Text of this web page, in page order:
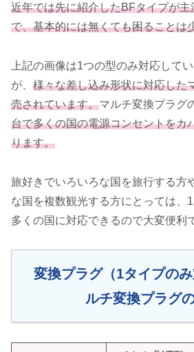
近年では先に紹介したBFタイプが
で、基本的には無くても困ることは
上記の画像は1つの型のみ対応して
が、 様々な差し込み形状に対応した
売されています。マルチ変換プラグ
台で多くの国の電源コンセントをカ
ります。
旅好きでいろいろな国を旅行する方
な国を複数観光する方にとっては、
多くの国に対応できるので大変便利
変換プラグ（1タイプの
ルチ変換プラグ